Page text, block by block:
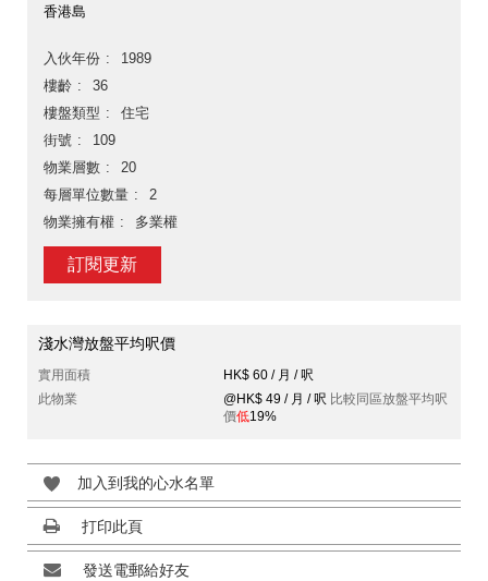
香港島
入伙年份
1989
樓齡
36
樓盤類型
住宅
街號
109
物業層數
20
每層單位數量
2
物業擁有權
多業權
訂閱更新
淺水灣放盤平均呎價
實用面積
HK$ 60 / 月 / 呎
此物業
@HK$ 49 / 月 / 呎 比較同區放盤平均呎
價低19%
加入到我的心水名單
打印此頁
發送電郵給好友